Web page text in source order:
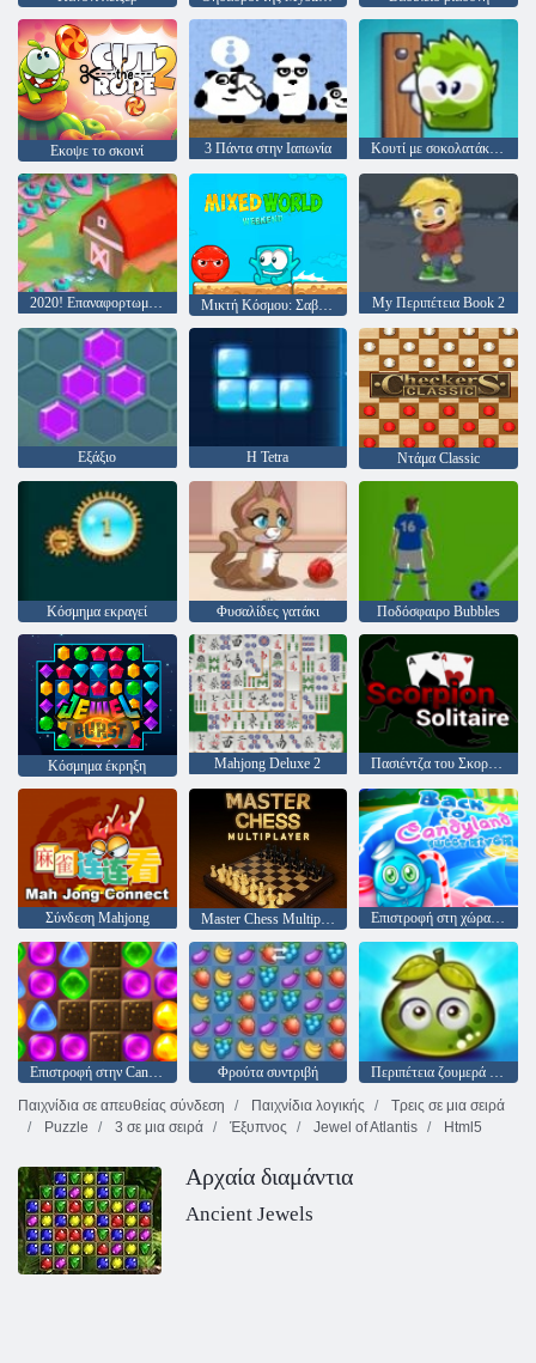
Εκοψε το σκοινί 3 Πάντα στην Ιαπωνία Κουτί με σοκολατάκια μου
2020! Επαναφορτωμένος Μικτή Κόσμου: Σαββατοκύριακο My Περιπέτεια Book 2
Εξάξιο Η Tetra Ντάμα Classic
Κόσμημα εκραγεί Φυσαλίδες γατάκι Ποδόσφαιρο Bubbles
Κόσμημα έκρηξη Mahjong Deluxe 2 Πασιέντζα του Σκορπιόν
Σύνδεση Mahjong Master Chess Multiplayer Επιστροφή στη χώρα καραμέλα: Επεισόδιο 3 - Sweet River
Επιστροφή στην Candyland: Επεισόδιο 2 Φρούτα συντριβή
Περιπέτεια ζουμερά μούρα
Παιχνίδια σε απευθείας σύνδεση
Παιχνίδια λογικής
Τρεις σε μια σειρά
Puzzle
3 σε μια σειρά Έξυπνος Jewel of Atlantis Html5
Αρχαία διαμάντια
Ancient Jewels